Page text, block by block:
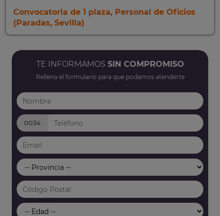
Convocatoria de 1 plaza, Personal de Oficios
(Paradas, Sevilla)
TE INFORMAMOS SIN COMPROMISO
Rellena el formulario para que podamos atenderte
0034